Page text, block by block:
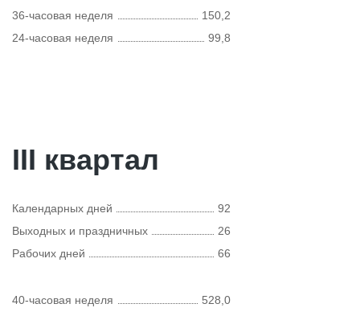
36-часовая неделя
150,2
24-часовая неделя
99,8
III квартал
Календарных дней
92
Выходных и праздничных
26
Рабочих дней
66
40-часовая неделя 528,0